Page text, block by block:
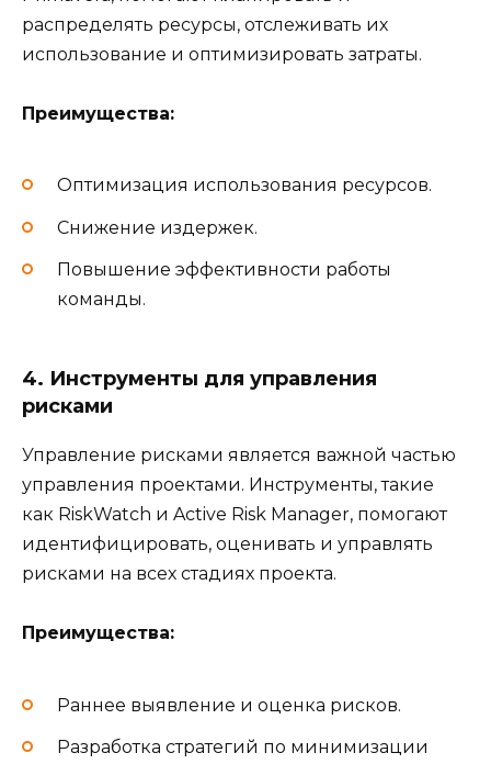
распределять ресурсы, отслеживать их
использование и оптимизировать затраты.
Преимущества:
Оптимизация использования ресурсов.
Снижение издержек.
Повышение эффективности работы
команды.
4. Инструменты для управления
рисками
Управление рисками является важной частью
управления проектами. Инструменты, такие
как RiskWatch и Active Risk Manager, помогают
идентифицировать, оценивать и управлять
рисками на всех стадиях проекта.
Преимущества:
Раннее выявление и оценка рисков.
Разработка стратегий по минимизации